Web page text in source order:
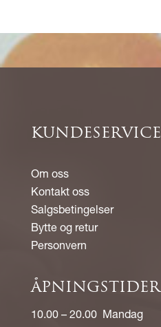
KUNDESERVICE
Om oss
Kontakt oss
Salgsbetingelser
Bytte og retur
Personvern
ÅPNINGSTIDER
10.00 – 20.00 Mandag